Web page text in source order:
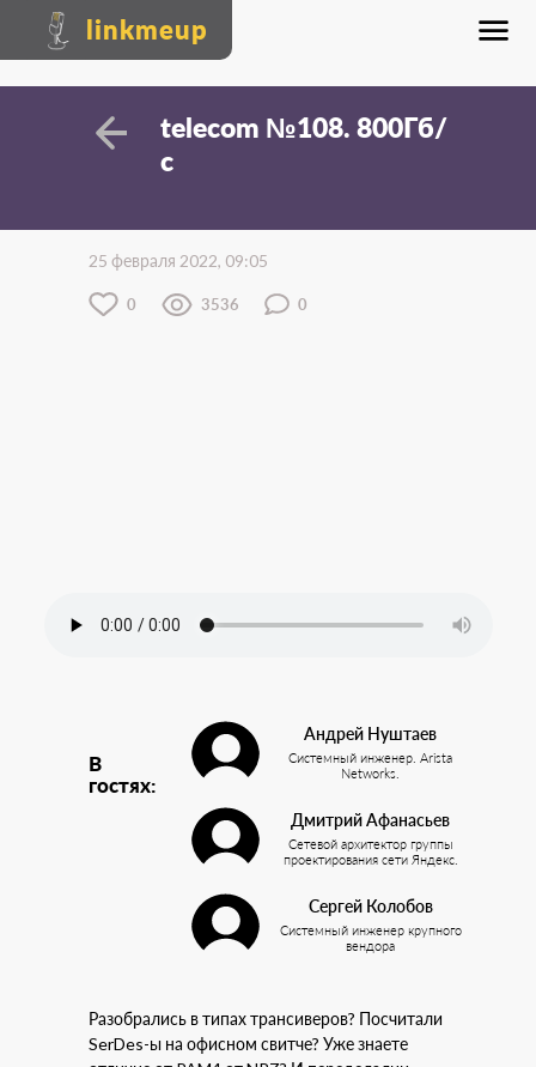
linkmeup
telecom №108. 800Гб/
с
25 февраля 2022, 09:05
0 3536 0
В
гостях:
Андрей Нуштаев
Системный инженер. Arista
Networks.
Дмитрий Афанасьев
Сетевой архитектор группы
проектирования сети Яндекс.
Сергей Колобов
Системный инженер крупного
вендора
Разобрались в типах трансиверов? Посчитали
SerDes-ы на офисном свитче? Уже знаете